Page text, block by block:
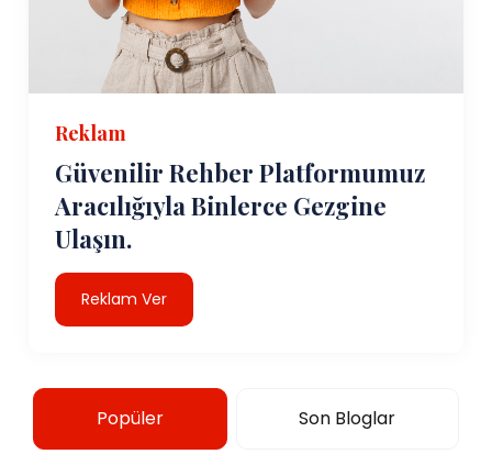
Reklam
Güvenilir Rehber Platformumuz
Aracılığıyla Binlerce Gezgine
Ulaşın.
Reklam Ver
Popüler Son Bloglar